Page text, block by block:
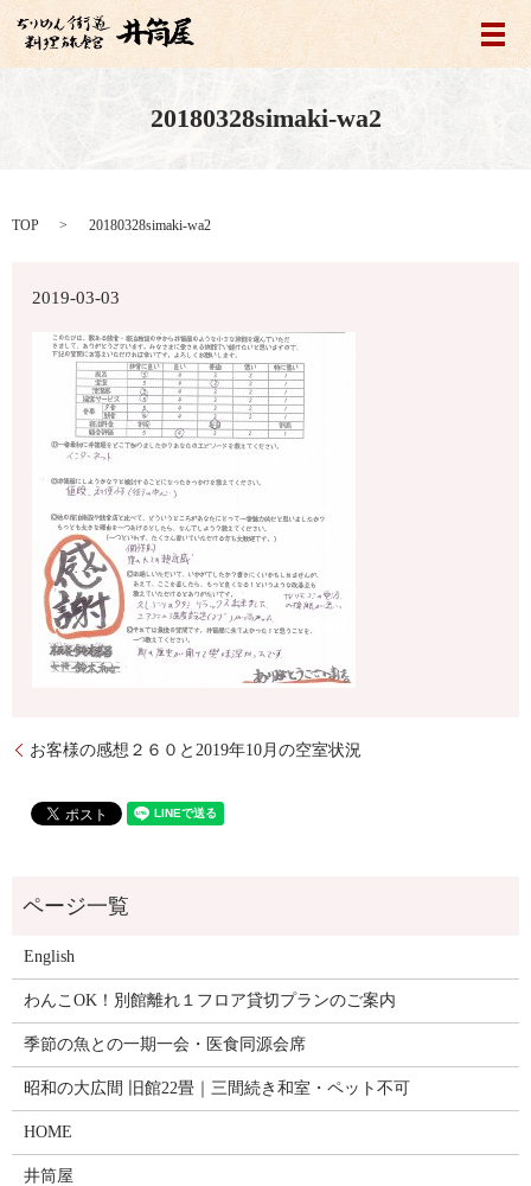
メ
20180328simaki-wa2
TOP 20180328simaki-wa2
2019-03-03
お客様の感想２６０と2019年10月の空室状況
English
わんこOK！別館離れ１フロア貸切プランのご案内
季節の魚との一期一会・医食同源会席
昭和の大広間 旧館22畳｜三間続き和室・ペット不可
HOME
井筒屋